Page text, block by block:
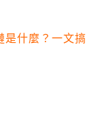
是什麼？一文搞